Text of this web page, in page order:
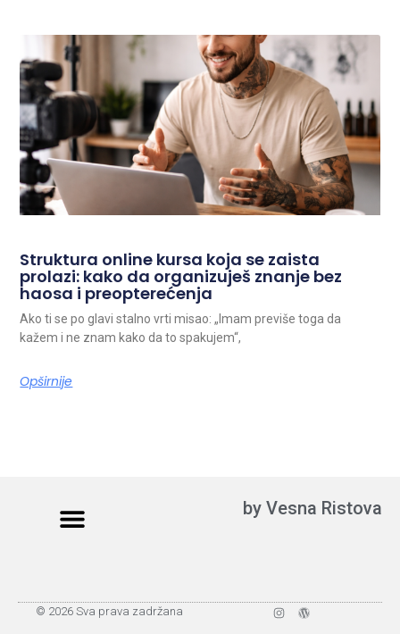
Struktura online kursa koja se zaista
prolazi: kako da organizuješ znanje bez
haosa i preopterećenja
Ako ti se po glavi stalno vrti misao: „Imam previše toga da
kažem i ne znam kako da to spakujem“,
Opširnije
by Vesna Ristova
© 2026 Sva prava zadržana